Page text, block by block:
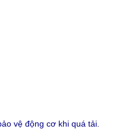
vệ động cơ khi quá tải.